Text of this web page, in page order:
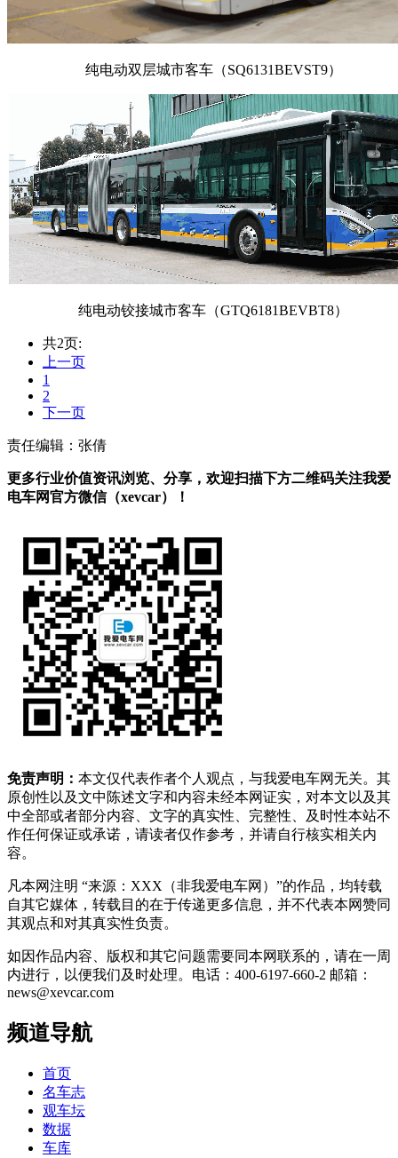
纯电动双层城市客车（SQ6131BEVST9）
纯电动铰接城市客车（GTQ6181BEVBT8）
共2页:
上一页
1
2
下一页
责任编辑：张倩
更多行业价值资讯浏览、分享，欢迎扫描下方二维码关注我爱
电车网官方微信（xevcar）！
免责声明： 本文仅代表作者个人观点，与我爱电车网无关。其
原创性以及文中陈述文字和内容未经本网证实，对本文以及其
中全部或者部分内容、文字的真实性、完整性、及时性本站不
作任何保证或承诺，请读者仅作参考，并请自行核实相关内
容。
凡本网注明 “来源：XXX（非我爱电车网）”的作品，均转载
自其它媒体，转载目的在于传递更多信息，并不代表本网赞同
其观点和对其真实性负责。
如因作品内容、版权和其它问题需要同本网联系的，请在一周
内进行，以便我们及时处理。电话：400-6197-660-2 邮箱：
news@xevcar.com
频道导航
首页
名车志
观车坛
数据
车库